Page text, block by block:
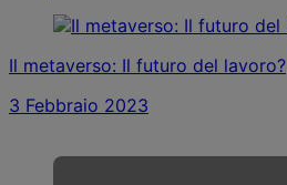
Il metaverso: Il futuro del lavoro?
3 Febbraio 2023